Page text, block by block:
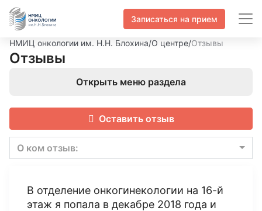
Записаться на прием
НМИЦ онкологии им. Н.Н. Блохина/О центре/Отзывы
Отзывы
Открыть меню раздела
Оставить отзыв
О ком отзыв:
В отделение онкогинекологии на 16-й
этаж я попала в декабре 2018 года и